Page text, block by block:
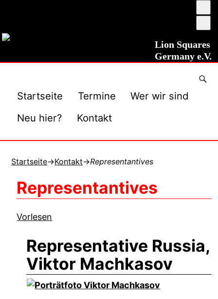
Lion Squares
Germany e.V.
Startseite Termine
Wer wir sind
Neu hier?
Kontakt
Startseite→Kontakt→Representantives
Representantives
Vorlesen
Representative Russia,
Viktor Machkasov